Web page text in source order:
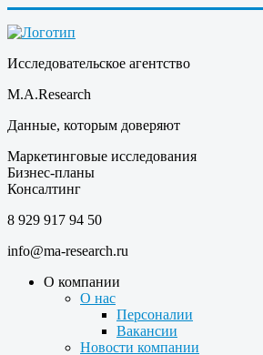
Исследовательское агентство
M.A.Research
Данные, которым доверяют
Маркетинговые исследования
Бизнес-планы
Консалтинг
8 929 917 94 50
info@ma-research.ru
О компании
О нас
Персоналии
Вакансии
Новости компании